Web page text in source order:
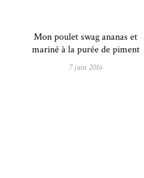
Mon poulet swag ananas et
mariné à la purée de piment
7 juin 2016